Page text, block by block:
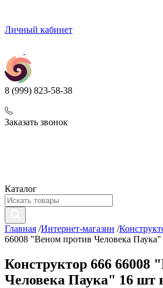
Личный кабинет
8 (999) 823-58-38
Заказать звонок
Каталог
Главная /Интернет-магазин /
66008 "Веном против Человека
Конструктор 666 66008
Человека Паука" 16 шт